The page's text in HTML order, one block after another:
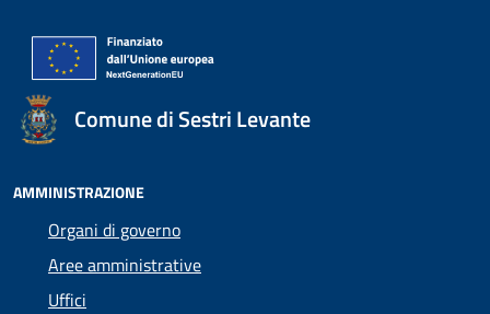
Comune di Sestri Levante
AMMINISTRAZIONE
Organi di governo
Aree amministrative
Uffici